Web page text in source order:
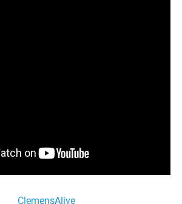
ClemensAlive